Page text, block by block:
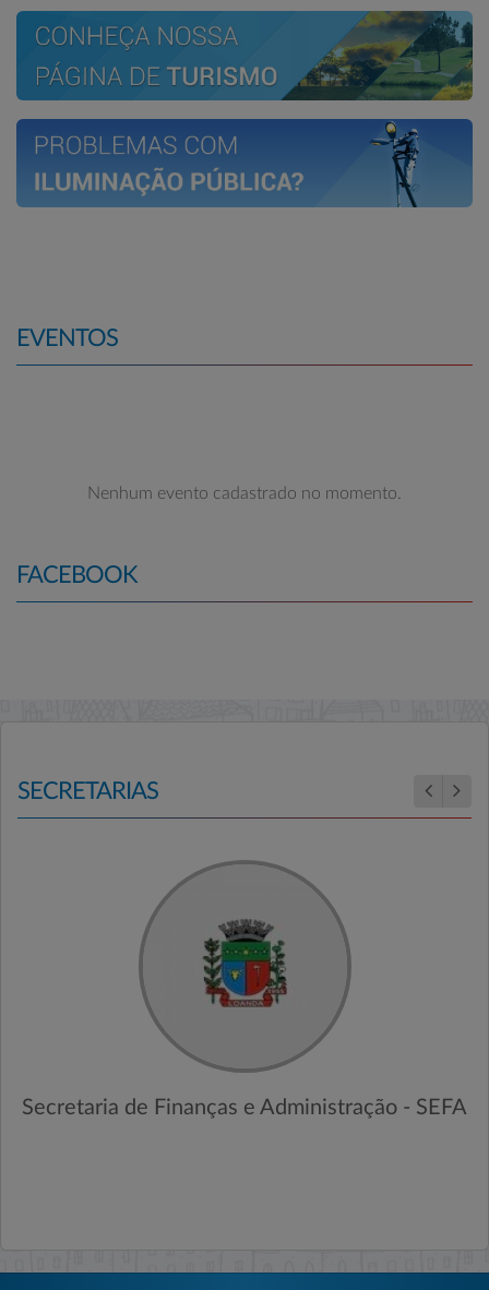
EVENTOS
Nenhum evento cadastrado no momento.
FACEBOOK
SECRETARIAS
Secretaria de Finanças e Administração - SEFA